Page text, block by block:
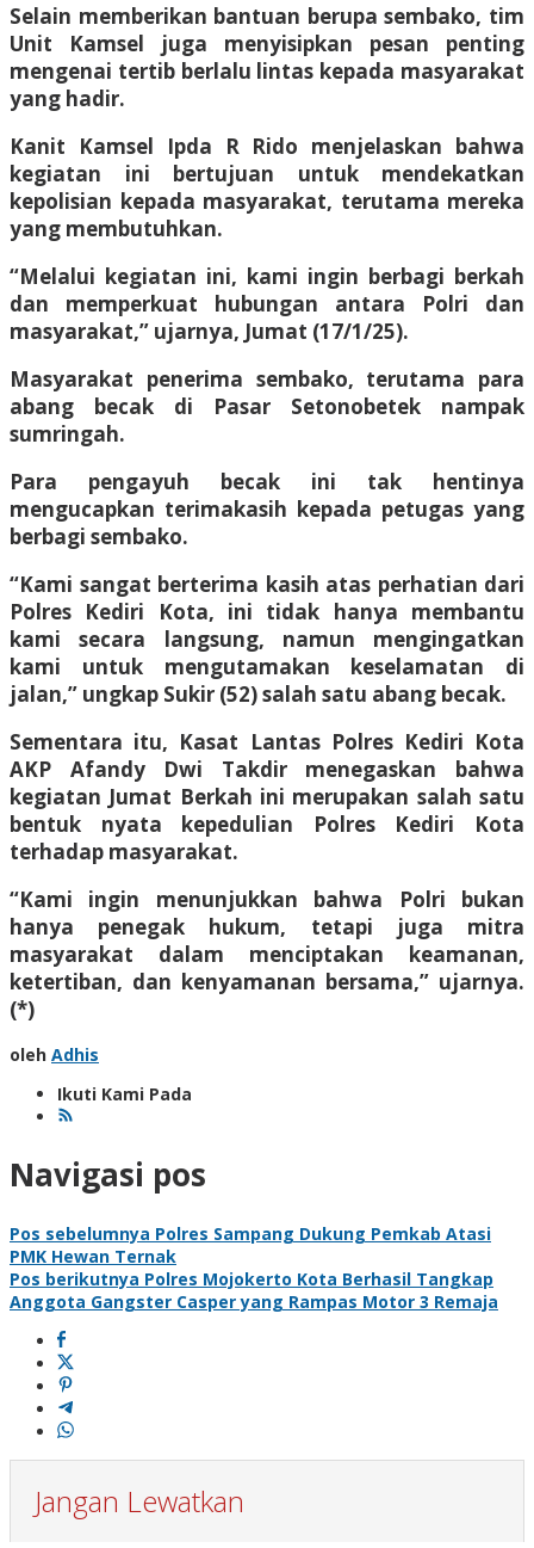
Selain memberikan bantuan berupa sembako, tim
Unit Kamsel juga menyisipkan pesan penting
mengenai tertib berlalu lintas kepada masyarakat
yang hadir.
Kanit Kamsel Ipda R Rido menjelaskan bahwa
kegiatan ini bertujuan untuk mendekatkan
kepolisian kepada masyarakat, terutama mereka
yang membutuhkan.
“Melalui kegiatan ini, kami ingin berbagi berkah
dan memperkuat hubungan antara Polri dan
masyarakat,” ujarnya, Jumat (17/1/25).
Masyarakat penerima sembako, terutama para
abang becak di Pasar Setonobetek nampak
sumringah.
Para pengayuh becak ini tak hentinya
mengucapkan terimakasih kepada petugas yang
berbagi sembako.
“Kami sangat berterima kasih atas perhatian dari
Polres Kediri Kota, ini tidak hanya membantu
kami secara langsung, namun mengingatkan
kami untuk mengutamakan keselamatan di
jalan,” ungkap Sukir (52) salah satu abang becak.
Sementara itu, Kasat Lantas Polres Kediri Kota
AKP Afandy Dwi Takdir menegaskan bahwa
kegiatan Jumat Berkah ini merupakan salah satu
bentuk nyata kepedulian Polres Kediri Kota
terhadap masyarakat.
“Kami ingin menunjukkan bahwa Polri bukan
hanya penegak hukum, tetapi juga mitra
masyarakat dalam menciptakan keamanan,
ketertiban, dan kenyamanan bersama,” ujarnya.
(*)
oleh Adhis
Ikuti Kami Pada
Navigasi pos
Pos sebelumnya Polres Sampang Dukung Pemkab Atasi
PMK Hewan Ternak
Pos berikutnya Polres Mojokerto Kota Berhasil Tangkap
Anggota Gangster Casper yang Rampas Motor 3 Remaja
Jangan Lewatkan